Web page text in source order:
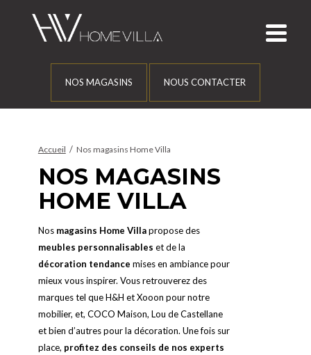
NOS MAGASINS NOUS CONTACTER
Accueil / Nos magasins Home Villa
NOS MAGASINS
HOME VILLA
Nos magasins Home Villapropose des
meubles personnalisables et de la
décoration tendance mises en ambiance pour
mieux vous inspirer. Vous retrouverez des
marques tel que H&H et Xooon pour notre
mobilier, et, COCO Maison, Lou de Castellane
et bien d’autres pour la décoration. Une fois sur
place, profitez des conseils de nos experts